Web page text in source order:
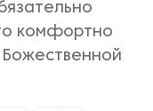
комфортно
Божественной